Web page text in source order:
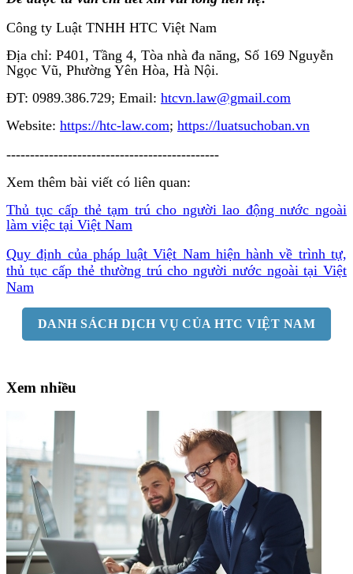
Công ty Luật TNHH HTC Việt Nam
Địa chỉ: P401, Tầng 4, Tòa nhà đa năng, Số 169 Nguyễn
Ngọc Vũ, Phường Yên Hòa, Hà Nội.
ĐT: 0989.386.729; Email: htcvn.law@gmail.com
Website: https://htc-law.com; https://luatsuchoban.vn
---------------------------------------------
Xem thêm bài viết có liên quan:
Thủ tục cấp thẻ tạm trú cho người lao động nước ngoài
làm việc tại Việt Nam
Quy định của pháp luật Việt Nam hiện hành về trình tự,
thủ tục cấp thẻ thường trú cho người nước ngoài tại Việt
Nam
DANH SÁCH DỊCH VỤ CỦA HTC VIỆT NAM
Xem nhiều